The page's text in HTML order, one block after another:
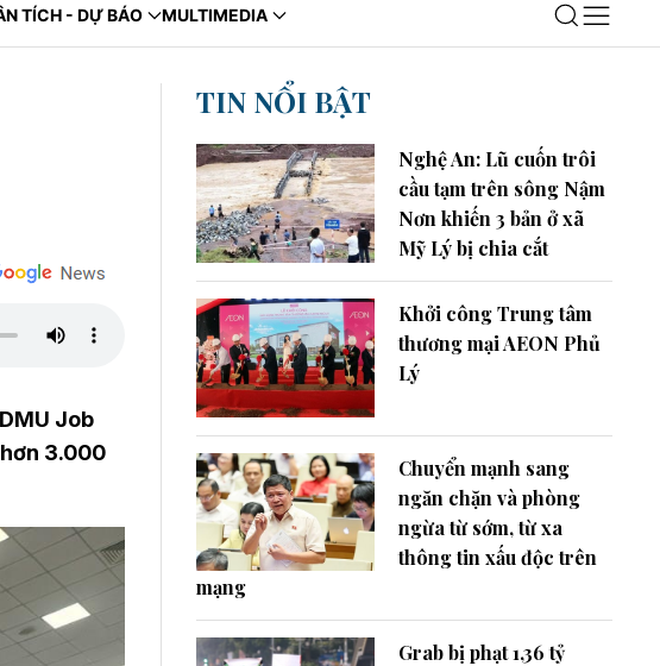
TÍCH - DỰ BÁO MULTIMEDIA
Job
3.000
TIN NỔI BẬT
Nghệ An: Lũ cuốn trôi
cầu tạm trên sông Nậm
Nơn khiến 3 bản ở xã
Mỹ Lý bị chia cắt
Khởi công Trung tâm
thương mại AEON Phủ
Lý
Chuyển mạnh sang
ngăn chặn và phòng
ngừa từ sớm, từ xa
thông tin xấu độc trên
mạng
Grab bị phạt 1,36 tỷ